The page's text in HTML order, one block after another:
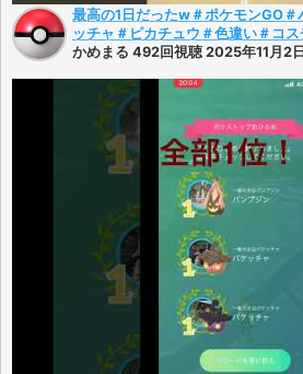
最高の1日だったw＃ポケモンGO
ッチャ＃ピカチュウ＃色違い＃コ
かめまる 492回視聴 2025年11月2日